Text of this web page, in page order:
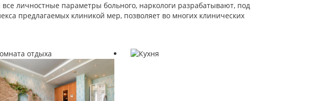
личностные параметры больного, наркологи разрабатывают, под
предлагаемых клиникой мер, позволяет во многих клинических